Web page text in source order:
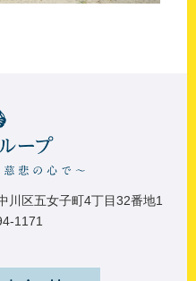
区五女子町4丁目32番地1
1171